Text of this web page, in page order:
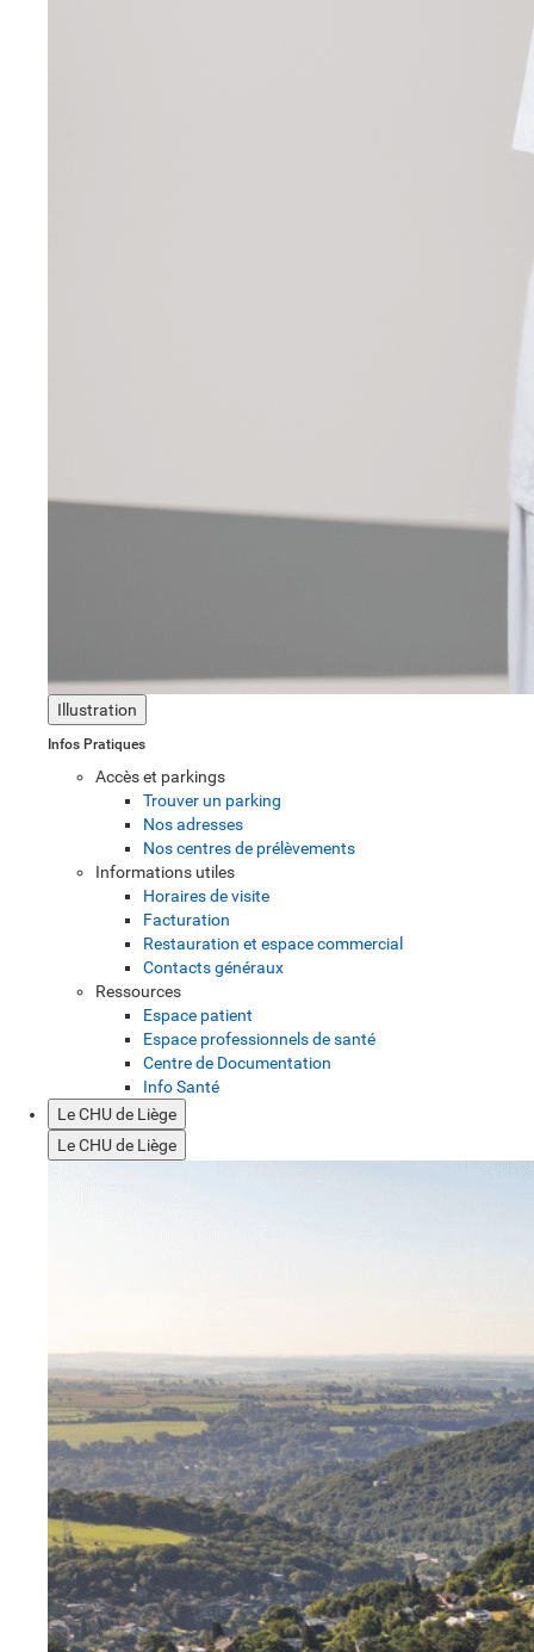
Illustration
Infos Pratiques
Accès et parkings
Trouver un parking
Nos adresses
Nos centres de prélèvements
Informations utiles
Horaires de visite
Facturation
Restauration et espace commercial
Contacts généraux
Ressources
Espace patient
Espace professionnels de santé
Centre de Documentation
Info Santé
Le CHU de Liège
Le CHU de Liège